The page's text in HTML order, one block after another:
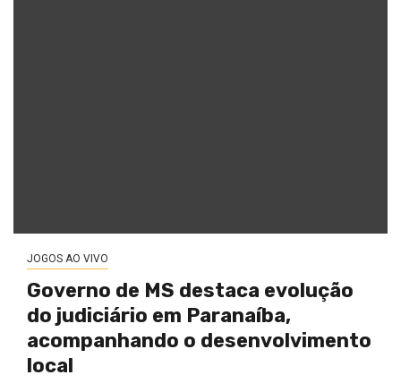
JOGOS AO VIVO
Governo de MS destaca evolução
do judiciário em Paranaíba,
acompanhando o desenvolvimento
local